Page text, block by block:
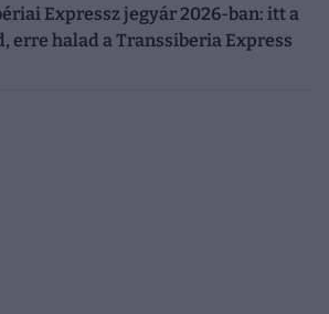
Expressz jegyár 2026-ban: itt a
erre halad a Transsiberia Express